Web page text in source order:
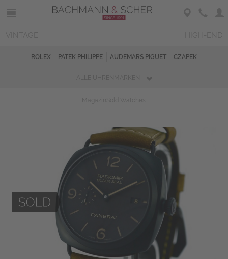
ROLEX PATEK PHILIPPE AUDEMARS PIGUET CZAPEK